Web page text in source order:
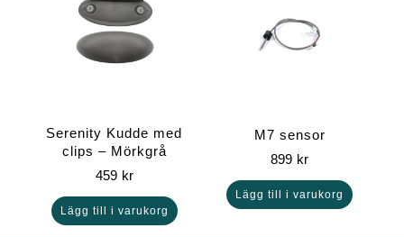
Serenity Kudde med
clips – Mörkgrå
459 kr
Lägg till i varukorg
M7 sensor
899 kr
Lägg till i varukorg